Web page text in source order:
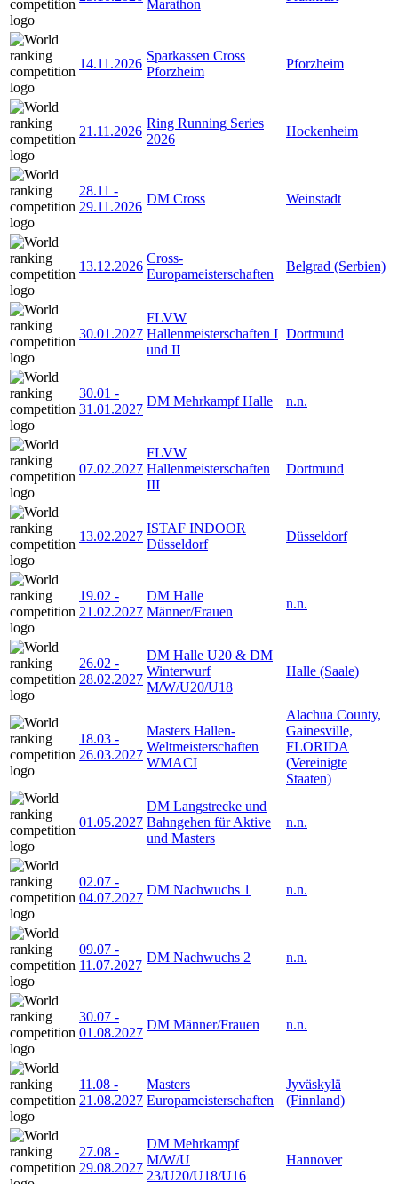
Marathon
14.11.2026
Sparkassen Cross
Pforzheim
Pforzheim
21.11.2026
Ring Running Series
2026
Hockenheim
28.11 -
29.11.2026
DM Cross Weinstadt
13.12.2026
Cross-
Europameisterschaften
Belgrad (Serbien)
30.01.2027
FLVW
Hallenmeisterschaften I
und II
Dortmund
30.01 -
31.01.2027
DM Mehrkampf Halle n.n.
07.02.2027
FLVW
Hallenmeisterschaften
III
Dortmund
13.02.2027
ISTAF INDOOR
Düsseldorf
Düsseldorf
19.02 -
21.02.2027
DM Halle
Männer/Frauen
n.n.
26.02 -
28.02.2027
DM Halle U20 & DM
Winterwurf
M/W/U20/U18
Halle (Saale)
18.03 -
26.03.2027
Masters Hallen-
Weltmeisterschaften
WMACI
Alachua County,
Gainesville,
FLORIDA
(Vereinigte
Staaten)
01.05.2027
DM Langstrecke und
Bahngehen für Aktive
und Masters
n.n.
02.07 -
04.07.2027
DM Nachwuchs 1 n.n.
09.07 -
11.07.2027
DM Nachwuchs 2 n.n.
30.07 -
01.08.2027
DM Männer/Frauen n.n.
11.08 -
21.08.2027
Masters
Europameisterschaften
Jyväskylä
(Finnland)
27.08 -
29.08.2027
DM Mehrkampf
M/W/U
23/U20/U18/U16
Hannover